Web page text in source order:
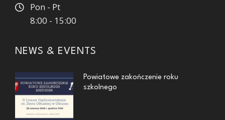
Pon - Pt
8:00 - 15:00
NEWS & EVENTS
Powiatowe zakończenie roku
szkolnego